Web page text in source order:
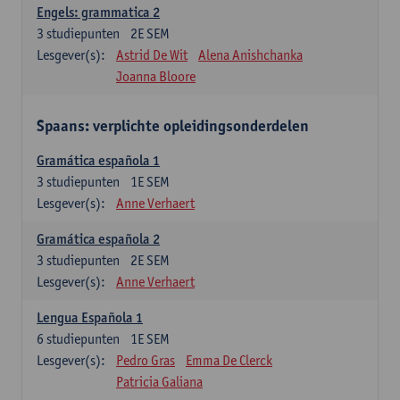
Engels: grammatica 2
2E SEM
3 studiepunten
Lesgever(s):
Astrid De Wit
Alena Anishchanka
Joanna Bloore
Spaans: verplichte opleidingsonderdelen
Gramática española 1
1E SEM
3 studiepunten
Lesgever(s):
Anne Verhaert
Gramática española 2
2E SEM
3 studiepunten
Lesgever(s):
Anne Verhaert
Lengua Española 1
1E SEM
6 studiepunten
Lesgever(s):
Pedro Gras
Emma De Clerck
Patricia Galiana